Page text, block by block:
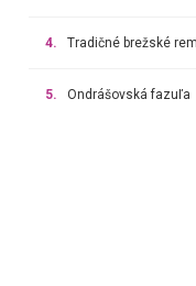
4. Tradičné brežské
5. Ondrášovská fazuľa